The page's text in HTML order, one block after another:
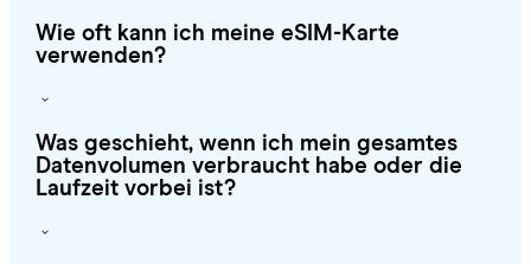
Wie oft kann ich meine eSIM-Karte
verwenden?
Was geschieht, wenn ich mein gesamtes
Datenvolumen verbraucht habe oder die
Laufzeit vorbei ist?